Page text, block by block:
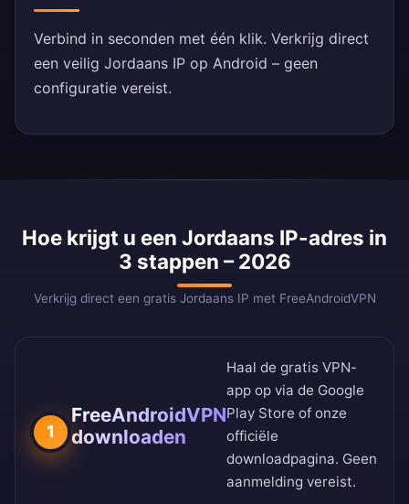
Verbind in seconden met één klik. Verkrijg direct
een veilig Jordaans IP op Android – geen
configuratie vereist.
Hoe krijgt u een Jordaans IP-adres in
3 stappen – 2026
Verkrijg direct een gratis Jordaans IP met FreeAndroidVPN
1
FreeAndroidVPN
downloaden
Haal de gratis VPN-
app op via de Google
Play Store of onze
officiële
downloadpagina. Geen
aanmelding vereist.